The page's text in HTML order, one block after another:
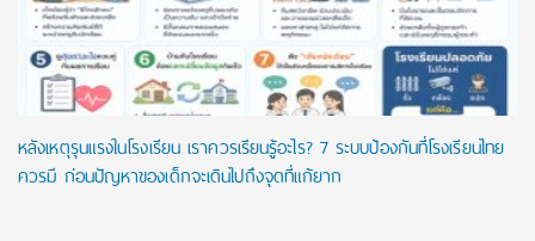
หลังเหตุรุนแรงในโรงเรียน เราควรเรียนรู้อะไร? 7 ระบบป้องกันที่โรงเรียนไทย
ควรมี ก่อนปัญหาของเด็กจะเดินไปถึงจุดที่แก้ยาก